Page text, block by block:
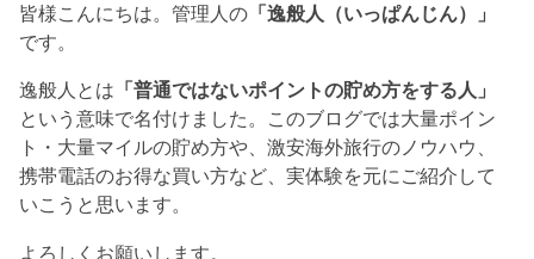
皆様こんにちは。管理人の 「逸般人（いっぱんじん）」
です。
逸般人とは 「普通ではないポイントの貯め方をする人」
という意味で名付けました。このブログでは大量ポイン
ト・大量マイルの貯め方や、激安海外旅行のノウハウ、
携帯電話のお得な買い方など、実体験を元にご紹介して
いこうと思います。
よろしくお願いします。